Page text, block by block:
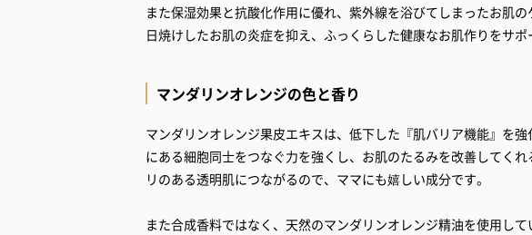
また保湿効果と抗酸化作用に優れ、紫外線を浴びてしまったお肌の
日焼けしたお肌の炎症を抑え、ふっくらした健康なお肌作りをサポ
マンダリンオレンジの色と香り
マンダリンオレンジ果皮エキスは、低下した『肌バリア機能』を
にある細胞同士をつなぐ力を強くし、お肌のたるみを改善してく
リのある透明肌につながるので、ママにも嬉しい成分です。
また合成香料ではなく、天然のマンダリンオレンジ精油を使用し